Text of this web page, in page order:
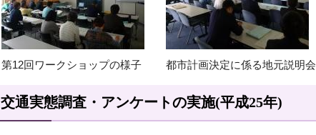
第12回ワークショップの様子 都市計画決定に係る地元説明
交通実態調査・アンケートの実施(平成25年)